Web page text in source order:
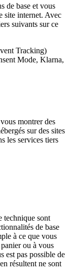
de base et vous
site internet. Avec
suivants sur ce
Tracking)
Mode, Klarna,
montrer des
sur des sites
les services tiers
technique sont
de base
à ce que vous
ou à vous
est pas possible de
résultent ne sont